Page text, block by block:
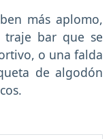
más aplomo,
traje bar que se
o una falda
de algodón